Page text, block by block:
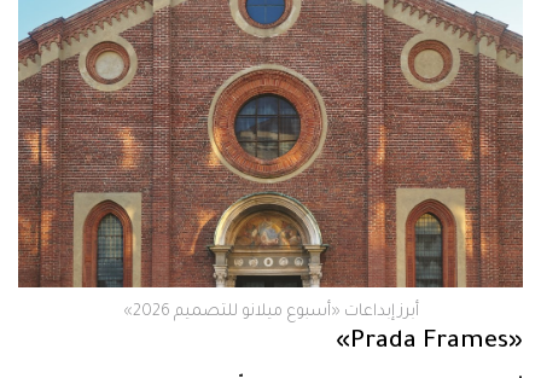
أبرز إبداعات «أسبوع ميلانو للتصميم 2026»
«Prada Frames»